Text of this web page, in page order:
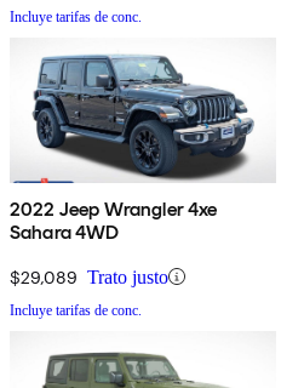
Incluye tarifas de conc.
2022 Jeep Wrangler 4xe
Sahara 4WD
$29,089 Trato justo
Incluye tarifas de conc.